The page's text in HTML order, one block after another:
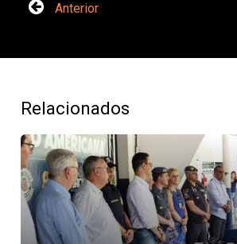
Anterior
Relacionados